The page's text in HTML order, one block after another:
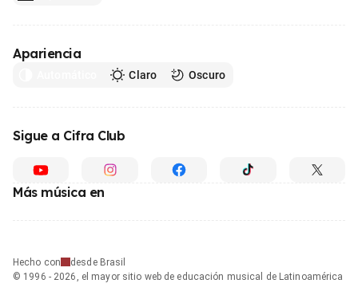
Apariencia
Claro Oscuro
Sigue a Cifra Club
Más música en
Hecho con
desde Brasil
© 1996 - 2026, el mayor sitio web de educación musical de Latinoamérica